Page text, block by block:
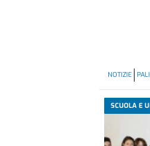
NOTIZIE
SCUOLA E